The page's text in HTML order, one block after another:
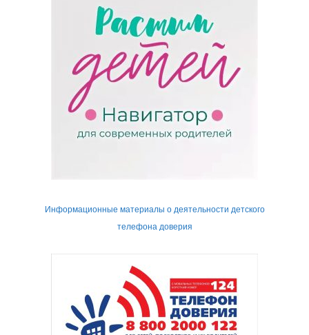
Информационные материалы о деятельности детского
телефона доверия